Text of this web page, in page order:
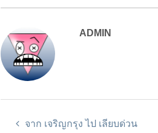
ADMIN
จาก เจริญกรุง ไป เลียบด่วน